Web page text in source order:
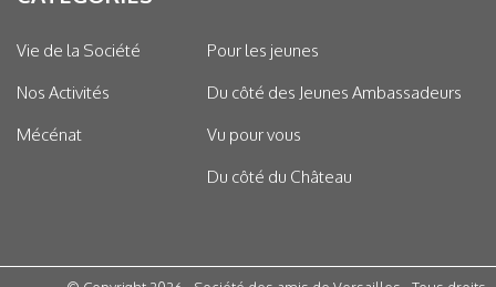
Vie de la Société
Nos Activités
Mécénat
Pour les jeunes
Du côté des Jeunes Ambassadeurs
Vu pour vous
Du côté du Château